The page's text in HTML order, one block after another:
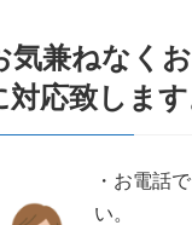
気兼ねなく
応致します
・お電話で
い。